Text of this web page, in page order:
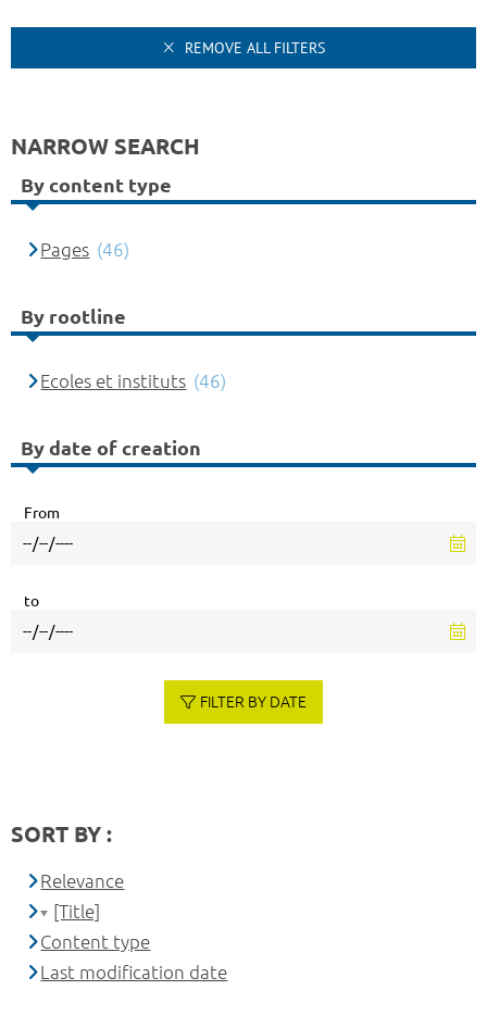
REMOVE ALL FILTERS
NARROW SEARCH
By content type
Pages (46)
By rootline
Ecoles et instituts (46)
By date of creation
From
to
FILTER BY DATE
SORT BY :
Relevance
[Title]
Content type
Last modification date